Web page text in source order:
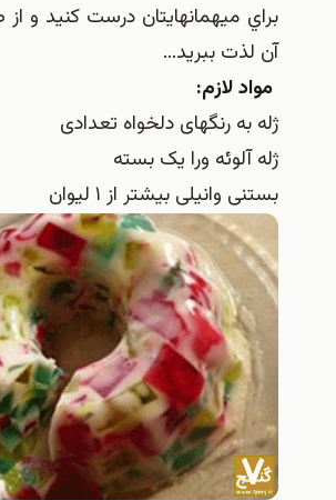
درست كنيد و از طعم بي نظير
ببريد…
دلخواه تعدادی
ورا یک بسته
بیشتر از ۱ لیوان